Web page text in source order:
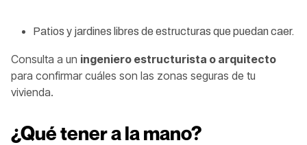
Patios y jardines libres de estructuras que puedan caer.
Consulta a un ingeniero estructurista o arquitecto
para confirmar cuáles son las zonas seguras de tu
vivienda.
¿Qué tener a la mano?